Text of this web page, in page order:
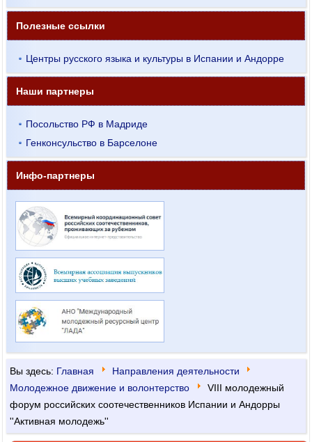
Полезные ссылки
Центры русского языка и культуры в Испании и Андорре
Наши партнеры
Посольство РФ в Мадриде
Генконсульство в Барселоне
Инфо-партнеры
Вы здесь: Главная
Направления деятельности
Молодежное движение и волонтерство
VIII молодежный
форум российских соотечественников Испании и Андорры
''Активная молодежь''